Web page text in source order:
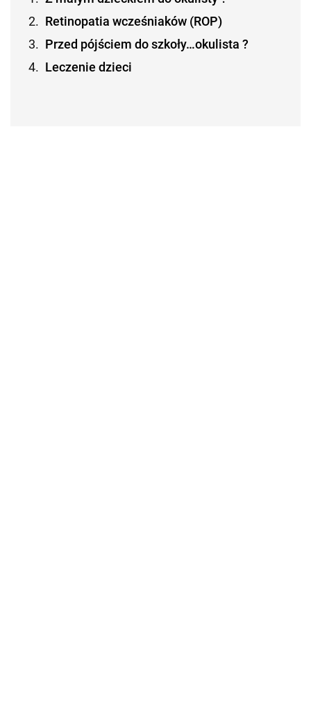
Retinopatia wcześniaków (ROP)
Przed pójściem do szkoły…okulista ?
Leczenie dzieci